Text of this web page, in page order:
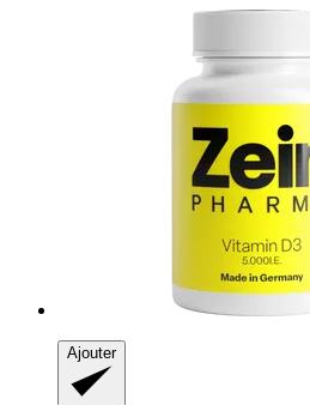
Ajouter